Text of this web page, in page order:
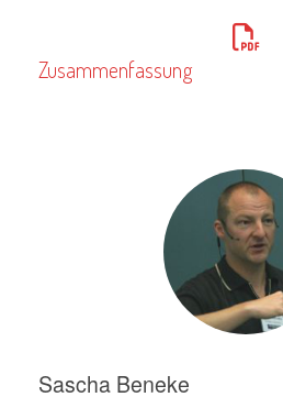
Zusammenfassung
Sascha Beneke